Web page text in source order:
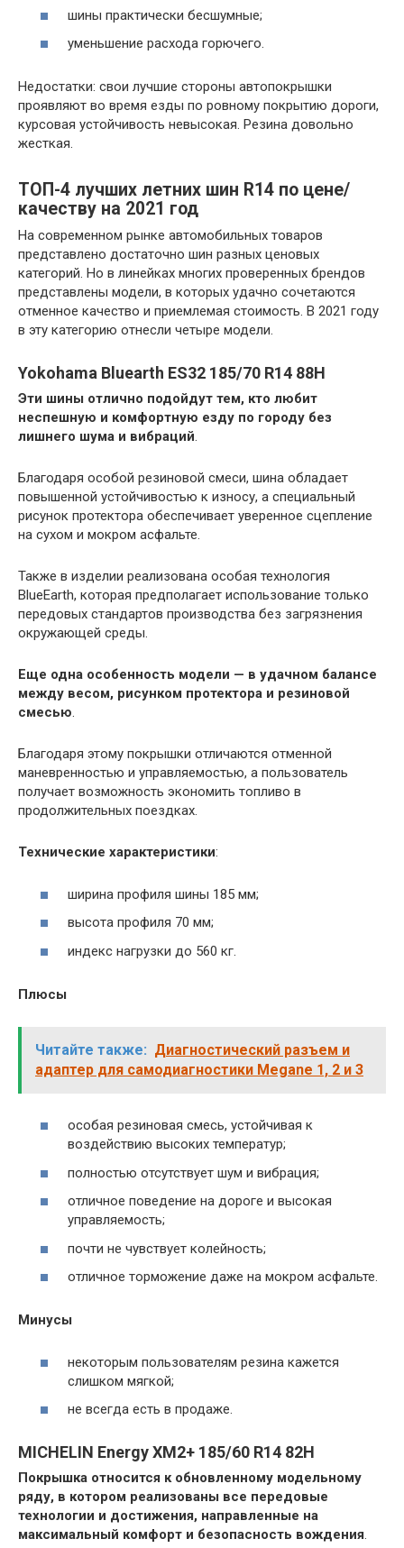
шины практически бесшумные;
уменьшение расхода горючего.
Недостатки: свои лучшие стороны автопокрышки
проявляют во время езды по ровному покрытию дороги,
курсовая устойчивость невысокая. Резина довольно
жесткая.
ТОП-4 лучших летних шин R14 по цене/
качеству на 2021 год
На современном рынке автомобильных товаров
представлено достаточно шин разных ценовых
категорий. Но в линейках многих проверенных брендов
представлены модели, в которых удачно сочетаются
отменное качество и приемлемая стоимость. В 2021 году
в эту категорию отнесли четыре модели.
Yokohama Bluearth ES32 185/70 R14 88H
Эти шины отлично подойдут тем, кто любит
неспешную и комфортную езду по городу без
лишнего шума и вибраций.
Благодаря особой резиновой смеси, шина обладает
повышенной устойчивостью к износу, а специальный
рисунок протектора обеспечивает уверенное сцепление
на сухом и мокром асфальте.
Также в изделии реализована особая технология
BlueEarth, которая предполагает использование только
передовых стандартов производства без загрязнения
окружающей среды.
Еще одна особенность модели — в удачном балансе
между весом, рисунком протектора и резиновой
смесью.
Благодаря этому покрышки отличаются отменной
маневренностью и управляемостью, а пользователь
получает возможность экономить топливо в
продолжительных поездках.
Технические характеристики:
ширина профиля шины 185 мм;
высота профиля 70 мм;
индекс нагрузки до 560 кг.
Плюсы
Читайте также: Диагностический разъем и
адаптер для самодиагностики Megane 1, 2 и 3
особая резиновая смесь, устойчивая к
воздействию высоких температур;
полностью отсутствует шум и вибрация;
отличное поведение на дороге и высокая
управляемость;
почти не чувствует колейность;
отличное торможение даже на мокром асфальте.
Минусы
некоторым пользователям резина кажется
слишком мягкой;
не всегда есть в продаже.
MICHELIN Energy XM2+ 185/60 R14 82H
Покрышка относится к обновленному модельному
ряду, в котором реализованы все передовые
технологии и достижения, направленные на
максимальный комфорт и безопасность вождения.